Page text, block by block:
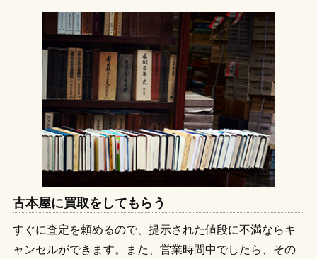
古本屋に買取をしてもらう
すぐに査定を頼めるので、提示された値段に不満ならキ
ャンセルができます。また、営業時間中でしたら、その